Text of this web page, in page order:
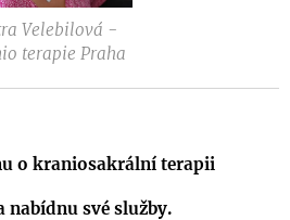
Velebilová -
terapie Praha
o kraniosakrální terapii
nabídnu své služby.